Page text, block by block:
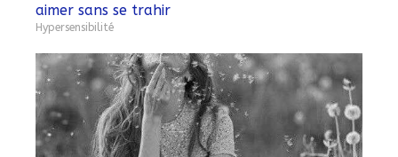
aimer sans se trahir
Hypersensibilité